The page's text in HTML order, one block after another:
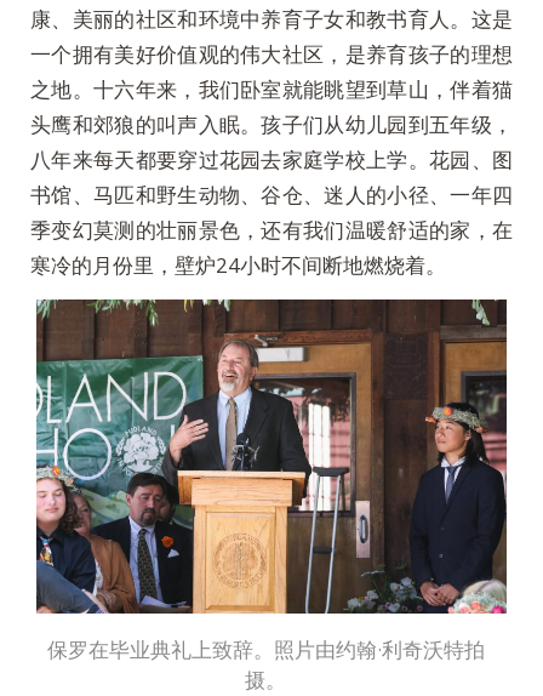
康、美丽的社区和环境中养育子女和教书育人。这是
一个拥有美好价值观的伟大社区，是养育孩子的理想
之地。十六年来，我们卧室就能眺望到草山，伴着猫
头鹰和郊狼的叫声入眠。孩子们从幼儿园到五年级，
八年来每天都要穿过花园去家庭学校上学。花园、图
书馆、马匹和野生动物、谷仓、迷人的小径、一年四
季变幻莫测的壮丽景色，还有我们温暖舒适的家，在
寒冷的月份里，壁炉24小时不间断地燃烧着。
保罗在毕业典礼上致辞。照片由约翰·利奇沃特拍
摄。